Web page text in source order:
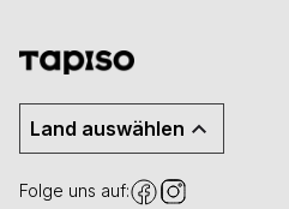
Land auswählen
Folge uns auf: